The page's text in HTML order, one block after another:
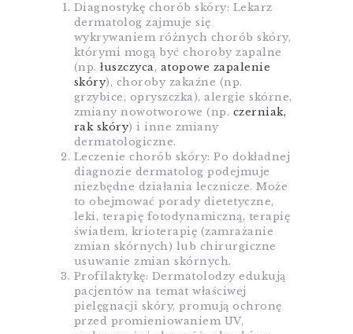
Diagnostykę chorób skóry: Lekarz
dermatolog zajmuje się
wykrywaniem różnych chorób skóry,
którymi mogą być choroby zapalne
(np. łuszczyca, atopowe zapalenie
skóry), choroby zakaźne (np.
grzybice, opryszczka), alergie skórne,
zmiany nowotworowe (np. czerniak,
rak skóry) i inne zmiany
dermatologiczne.
Leczenie chorób skóry: Po dokładnej
diagnozie dermatolog podejmuje
niezbędne działania lecznicze. Może
to obejmować porady dietetyczne,
leki, terapię fotodynamiczną, terapię
światłem, krioterapię (zamrażanie
zmian skórnych) lub chirurgiczne
usuwanie zmian skórnych.
Profilaktykę: Dermatolodzy edukują
pacjentów na temat właściwej
pielęgnacji skóry, promują ochronę
przed promieniowaniem UV,